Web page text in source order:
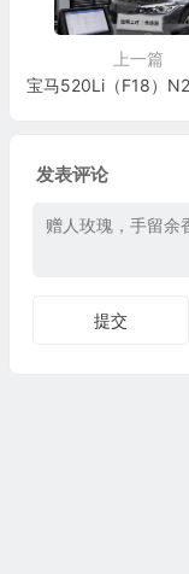
上一篇
发表评论